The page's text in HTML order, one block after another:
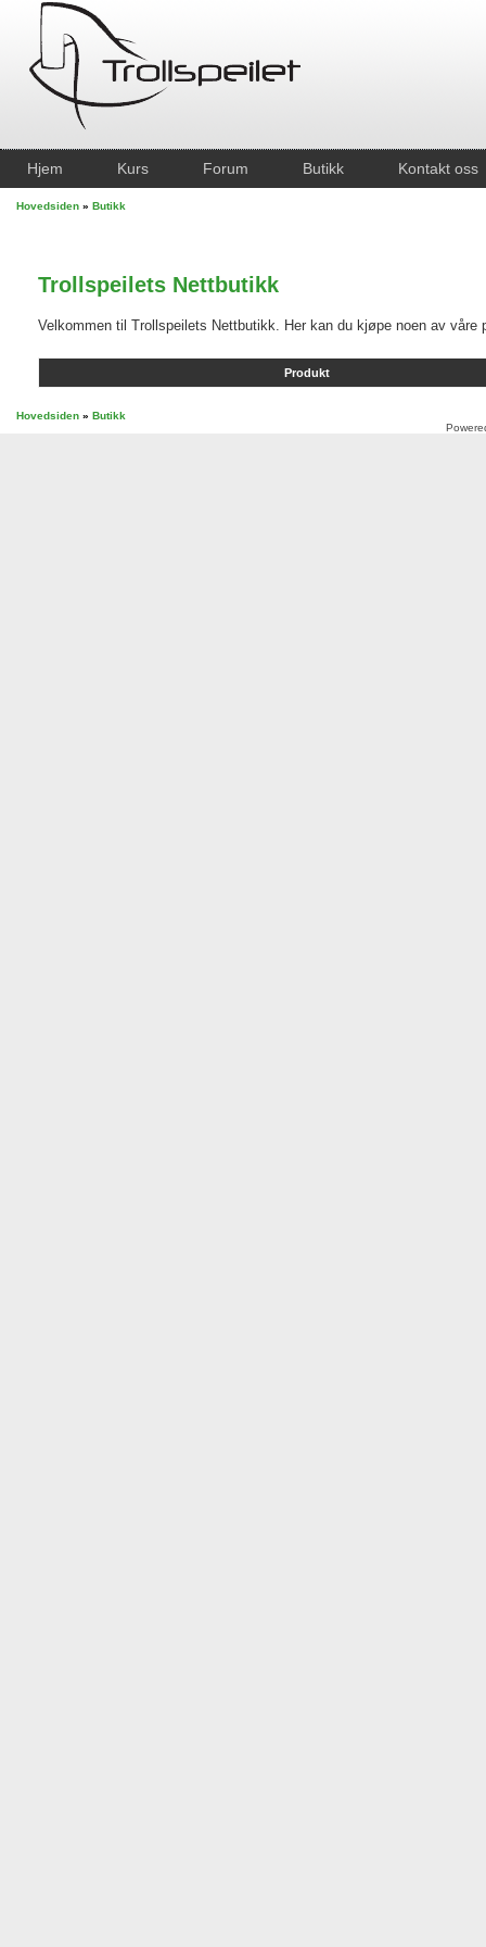
Hjem Kurs Forum Butikk Kontakt oss
Hovedsiden » Butikk
Trollspeilets Nettbutikk
Velkommen til Trollspeilets Nettbutikk. Her kan du kjøpe noen av våre
Produkt
Hovedsiden » Butikk